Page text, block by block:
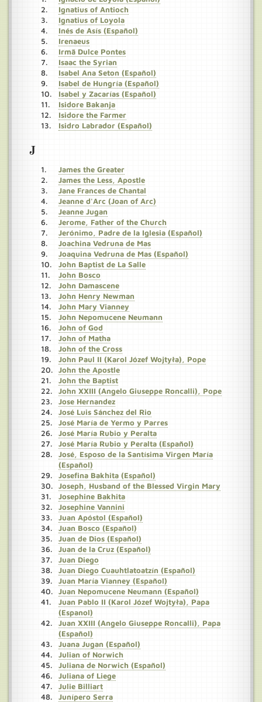
Ignatius of Antioch
Ignatius of Loyola
Inés de Asís (Español)
Irenaeus
Irmã Dulce Pontes
Isaac the Syrian
Isabel Ana Seton (Español)
Isabel de Hungría (Español)
Isabel y Zacarías (Español)
Isidore Bakanja
Isidore the Farmer
Isidro Labrador (Español)
J
James the Greater
James the Less, Apostle
Jane Frances de Chantal
Jeanne d'Arc (Joan of Arc)
Jeanne Jugan
Jerome, Father of the Church
Jerónimo, Padre de la Iglesia (Español)
Joachina Vedruna de Mas
Joaquina Vedruna de Mas (Español)
John Baptist de La Salle
John Bosco
John Damascene
John Henry Newman
John Mary Vianney
John Nepomucene Neumann
John of God
John of Matha
John of the Cross
John Paul II (Karol Józef Wojtyła), Pope
John the Apostle
John the Baptist
John XXIII (Angelo Giuseppe Roncalli), Pope
Jose Hernandez
José Luis Sánchez del Rio
José María de Yermo y Parres
José María Rubio y Peralta
José María Rubio y Peralta (Español)
José, Esposo de la Santísima Virgen María
(Español)
Josefina Bakhita (Español)
Joseph, Husband of the Blessed Virgin Mary
Josephine Bakhita
Josephine Vannini
Juan Apóstol (Español)
Juan Bosco (Español)
Juan de Dios (Español)
Juan de la Cruz (Español)
Juan Diego
Juan Diego Cuauhtlatoatzín (Español)
Juan María Vianney (Español)
Juan Nepomucene Neumann (Español)
Juan Pablo II (Karol Józef Wojtyła), Papa
(Espanol)
Juan XXIII (Angelo Giuseppe Roncalli), Papa
(Español)
Juana Jugan (Español)
Julian of Norwich
Juliana de Norwich (Español)
Juliana of Liege
Julie Billiart
Junípero Serra